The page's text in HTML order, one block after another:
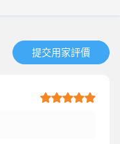
提交用家評價​